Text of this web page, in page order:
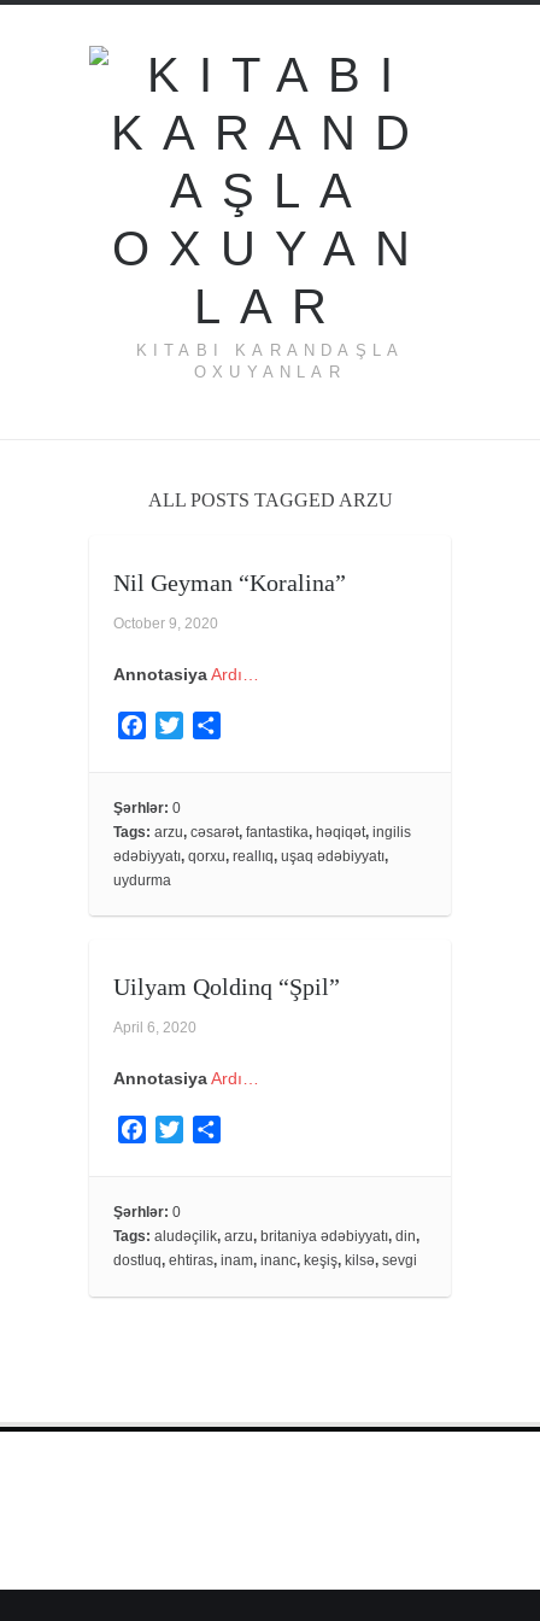
KITABI KARANDAŞLA
OXUYANLAR
ALL POSTS TAGGED ARZU
Nil Geyman “Koralina”
October 9, 2020
AnnotasiyaArdı…
e
b
o
o
k
t
e
e
Şərhlər: 0
Tags: arzu, cəsarət, fantastika, həqiqət, ingilis
ədəbiyyatı, qorxu, reallıq, uşaq ədəbiyyatı,
uydurma
Uilyam Qoldinq “Şpil”
April 6, 2020
AnnotasiyaArdı…
e
b
o
o
t
e
r
e
Şərhlər: 0
Tags: aludəçilik, arzu, britaniya ədəbiyyatı, din,
dostluq, ehtiras, inam, inanc, keşiş, kilsə, sevgi